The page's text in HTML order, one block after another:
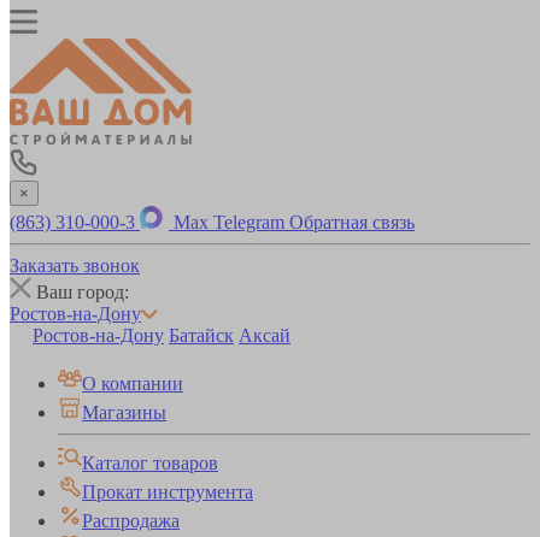
×
(863) 310-000-3 Max Telegram Обратная связь
Заказать звонок
Ваш город:
Ростов-на-Дону
Ростов-на-Дону Батайск Аксай
О компании
Магазины
Каталог товаров
Прокат инструмента
Распродажа